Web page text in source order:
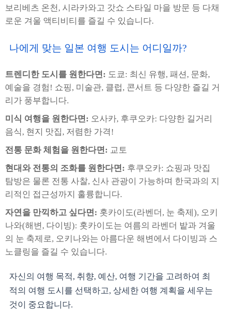
보리베츠 온천, 시라카와고 갓쇼 스타일 마을 방문 등 다채
로운 겨울 액티비티를 즐길 수 있습니다.
나에게 맞는 일본 여행 도시는 어디일까?
트렌디한 도시를 원한다면: 도쿄: 최신 유행, 패션, 문화,
예술을 경험! 쇼핑, 미술관, 클럽, 콘서트 등 다양한 즐길 거
리가 풍부합니다.
미식 여행을 원한다면: 오사카, 후쿠오카: 다양한 길거리
음식, 현지 맛집, 저렴한 가격!
전통 문화 체험을 원한다면: 교토
현대와 전통의 조화를 원한다면: 후쿠오카: 쇼핑과 맛집
탐방은 물론 전통 사찰, 신사 관광이 가능하며 한국과의 지
리적인 접근성까지 훌륭합니다.
자연을 만끽하고 싶다면: 홋카이도(라벤더, 눈 축제), 오키
나와(해변, 다이빙): 홋카이도는 여름의 라벤더 밭과 겨울
의 눈 축제로, 오키나와는 아름다운 해변에서 다이빙과 스
노클링을 즐길 수 있습니다.
자신의 여행 목적, 취향, 예산, 여행 기간을 고려하여 최
적의 여행 도시를 선택하고, 상세한 여행 계획을 세우는
것이 중요합니다.